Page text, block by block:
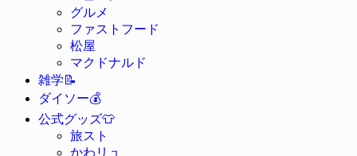
グルメ
ファストフード
松屋
マクドナルド
雑学📝
ダイソー💰
公式グッズ👕
旅スト
かわリュ